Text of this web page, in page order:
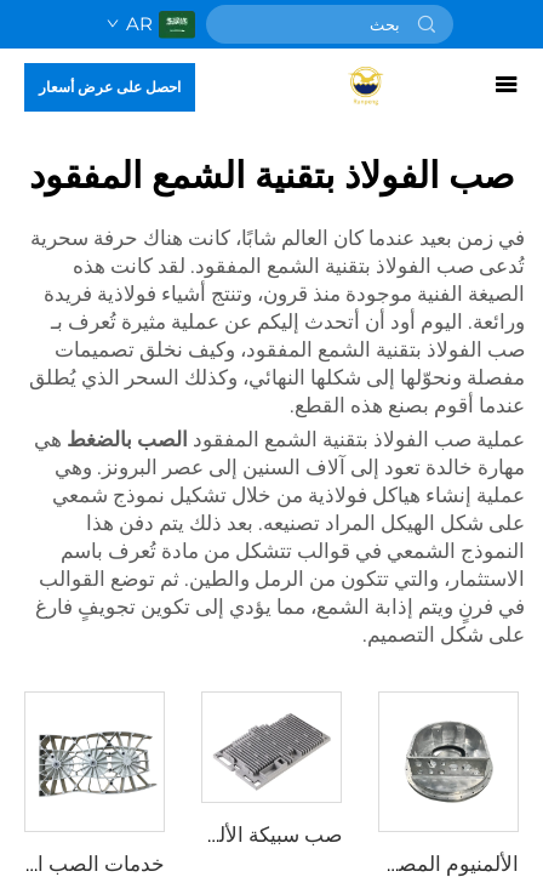
AR
احصل على عرض أسعار
صب الفولاذ بتقنية الشمع المفقود
في زمن بعيد عندما كان العالم شابًا، كانت هناك حرفة سحرية
تُدعى صب الفولاذ بتقنية الشمع المفقود. لقد كانت هذه
الصيغة الفنية موجودة منذ قرون، وتنتج أشياء فولاذية فريدة
ورائعة. اليوم أود أن أتحدث إليكم عن عملية مثيرة تُعرف بـ
صب الفولاذ بتقنية الشمع المفقود، وكيف نخلق تصميمات
مفصلة ونحوّلها إلى شكلها النهائي، وكذلك السحر الذي يُطلق
عندما أقوم بصنع هذه القطع.
عملية صب الفولاذ بتقنية الشمع المفقودالصب بالضغطهي
مهارة خالدة تعود إلى آلاف السنين إلى عصر البرونز. وهي
عملية إنشاء هياكل فولاذية من خلال تشكيل نموذج شمعي
على شكل الهيكل المراد تصنيعه. بعد ذلك يتم دفن هذا
النموذج الشمعي في قوالب تتشكل من مادة تُعرف باسم
الاستثمار، والتي تتكون من الرمل والطين. ثم توضع القوالب
في فرنٍ ويتم إذابة الشمع، مما يؤدي إلى تكوين تجويفٍ فارغ
على شكل التصميم.
الألمنيوم المصهور بالحقن قطع صب الألمنيوم المعروضة للبيع
صب سبيكة الألمنيوم المخصص، أجزاء الألمنيوم المصهورة حسب الطلب
خدمات الصب الدقيقة للبرونز والبرونز والنحاس والألمنيوم بواسطة الصب بفقدان الشمع